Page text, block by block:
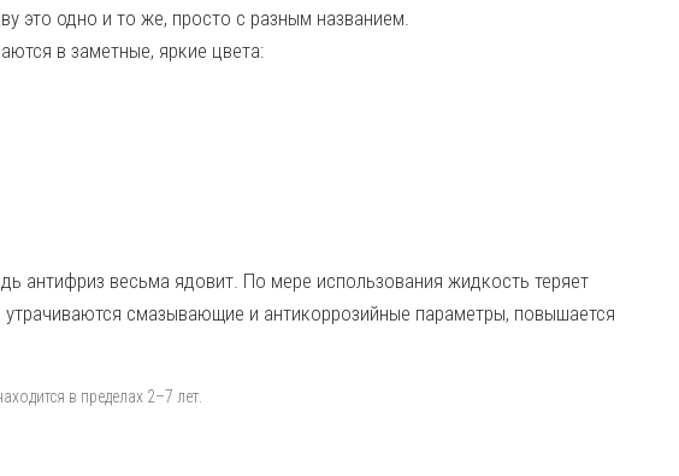
это одно и то же, просто с разным названием.
в заметные, яркие цвета:
антифриз весьма ядовит. По мере использования жидкость теряет
смазывающие и антикоррозийные параметры, повышается
в пределах 2–7 лет.